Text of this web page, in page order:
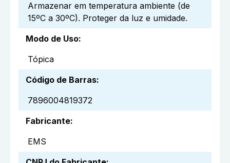
Armazenar em temperatura ambiente (de
15ºC a 30ºC). Proteger da luz e umidade.
Modo de Uso:
Tópica
Código de Barras:
7896004819372
Fabricante:
EMS